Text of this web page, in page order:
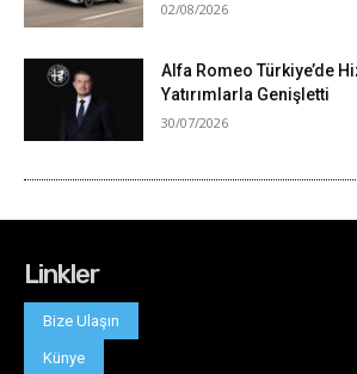
Linkler
Bize Ulaşın
Künye